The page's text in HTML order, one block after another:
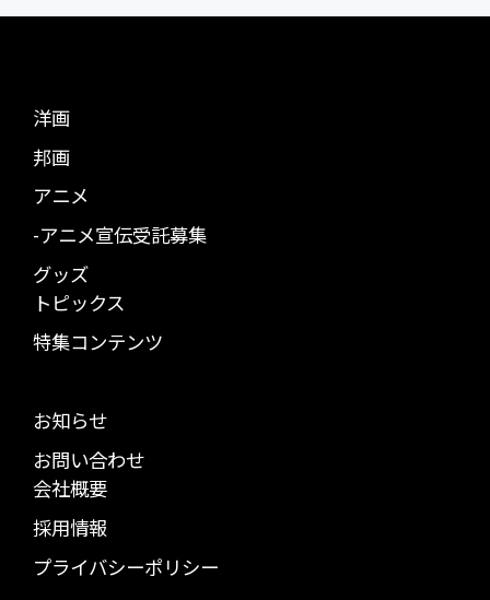
洋画
邦画
アニメ
-アニメ宣伝受託募集
グッズ
トピックス
特集コンテンツ
お知らせ
お問い合わせ
会社概要
採用情報
プライバシーポリシー